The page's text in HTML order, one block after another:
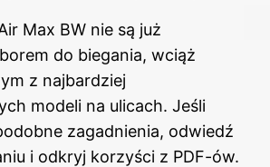
Max BW nie są już
do biegania, wciąż
z najbardziej
modeli na ulicach. Jeśli
zagadnienia, odwiedź
i odkryj korzyści z PDF-ów.